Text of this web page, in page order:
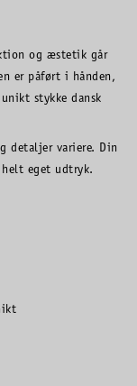
og æstetik går
er påført i hånden,
stykke dansk
detaljer variere. Din
eget udtryk.